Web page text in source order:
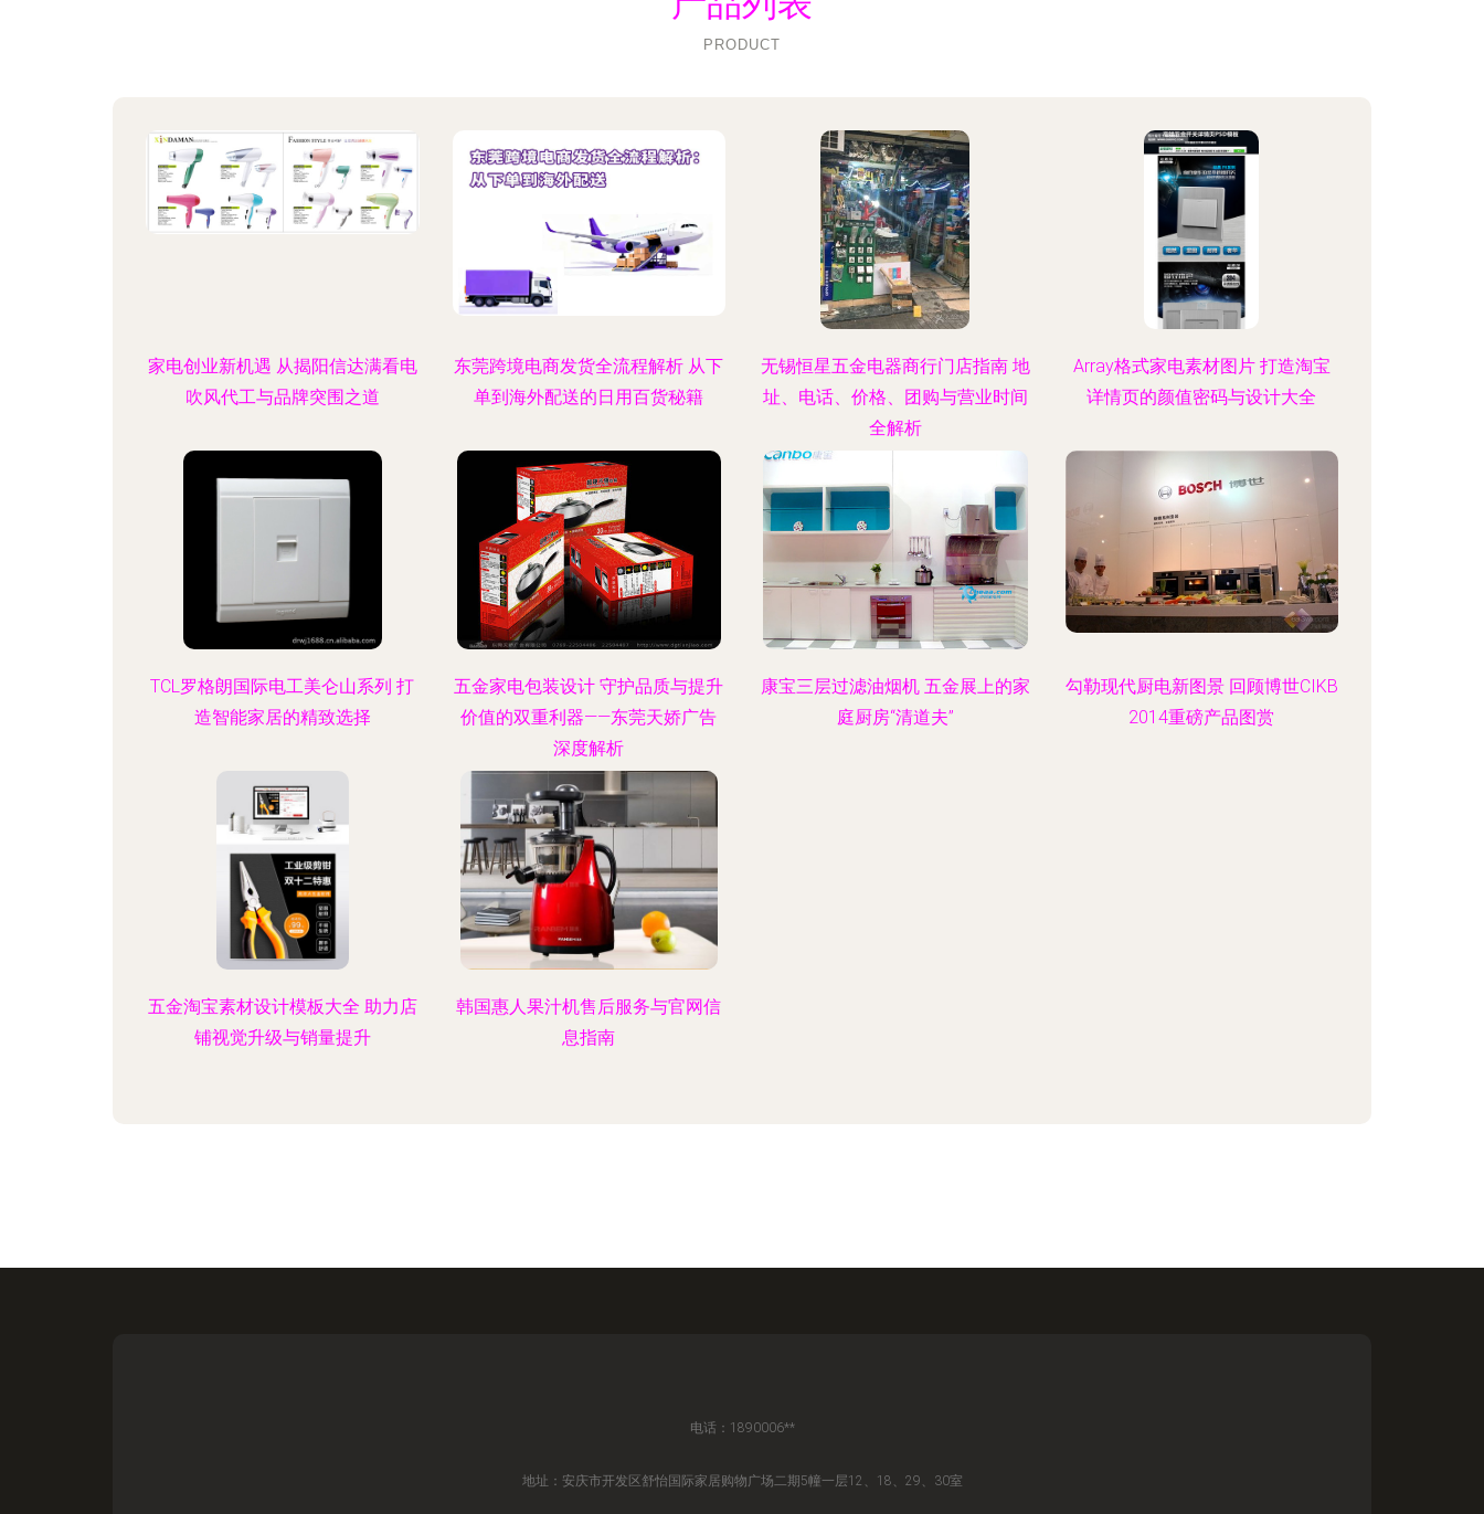
PRODUCT
家电创业新机遇 从揭阳信达满看电
吹风代工与品牌突围之道
东莞跨境电商发货全流程解析 从下
单到海外配送的日用百货秘籍
无锡恒星五金电器商行门店指南 地
址、电话、价格、团购与营业时间
全解析
Array格式家电素材图片 打造淘宝
详情页的颜值密码与设计大全
TCL罗格朗国际电工美仑山系列 打
造智能家居的精致选择
五金家电包装设计 守护品质与提升
价值的双重利器——东莞天娇广告
深度解析
康宝三层过滤油烟机 五金展上的家
庭厨房“清道夫”
勾勒现代厨电新图景 回顾博世CIKB
2014重磅产品图赏
五金淘宝素材设计模板大全 助力店
铺视觉升级与销量提升
韩国惠人果汁机售后服务与官网信
息指南
电话：1890006**
地址：安庆市开发区舒怡国际家居购物广场二期5幢一层12、18、29、30室